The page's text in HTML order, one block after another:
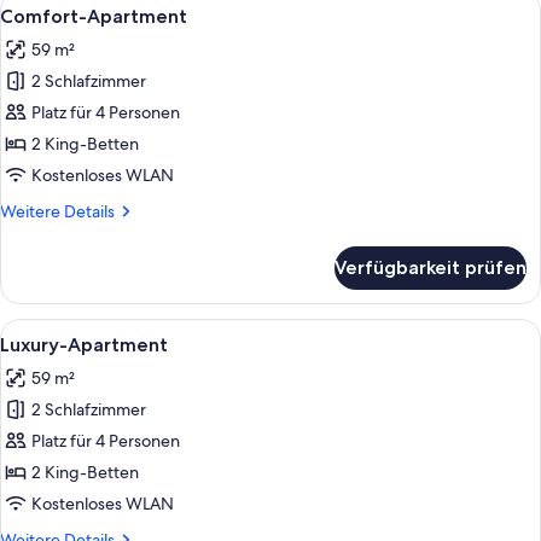
Fotos
für
Comfort-
Apartment
anzeigen
4
Comfort-Apartment
59 m²
2 Schlafzimmer
Platz für 4 Personen
2 King-Betten
Kostenloses WLAN
Weitere Details
Weitere
Apartment
Verfügbarkeit prüfen
Alle
Fotos
für
Luxury-
Apartment
anzeigen
Ein Hotelzimmer mit einem großen
7
Luxury-Apartment
59 m²
2 Schlafzimmer
Platz für 4 Personen
2 King-Betten
Kostenloses WLAN